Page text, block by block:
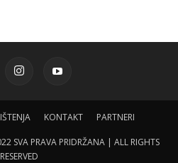
KONTAKT PARTNERI
SVA PRAVA PRIDRŽANA | ALL RIGHTS
RESERVED